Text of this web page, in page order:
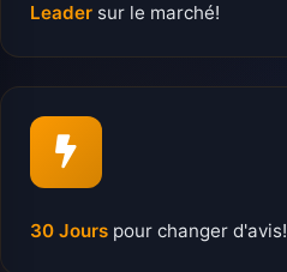
Leader sur le marché!
30 Jours pour changer d'avis!